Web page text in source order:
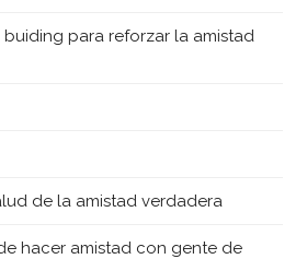
para reforzar la amistad
de la amistad verdadera
hacer amistad con gente de